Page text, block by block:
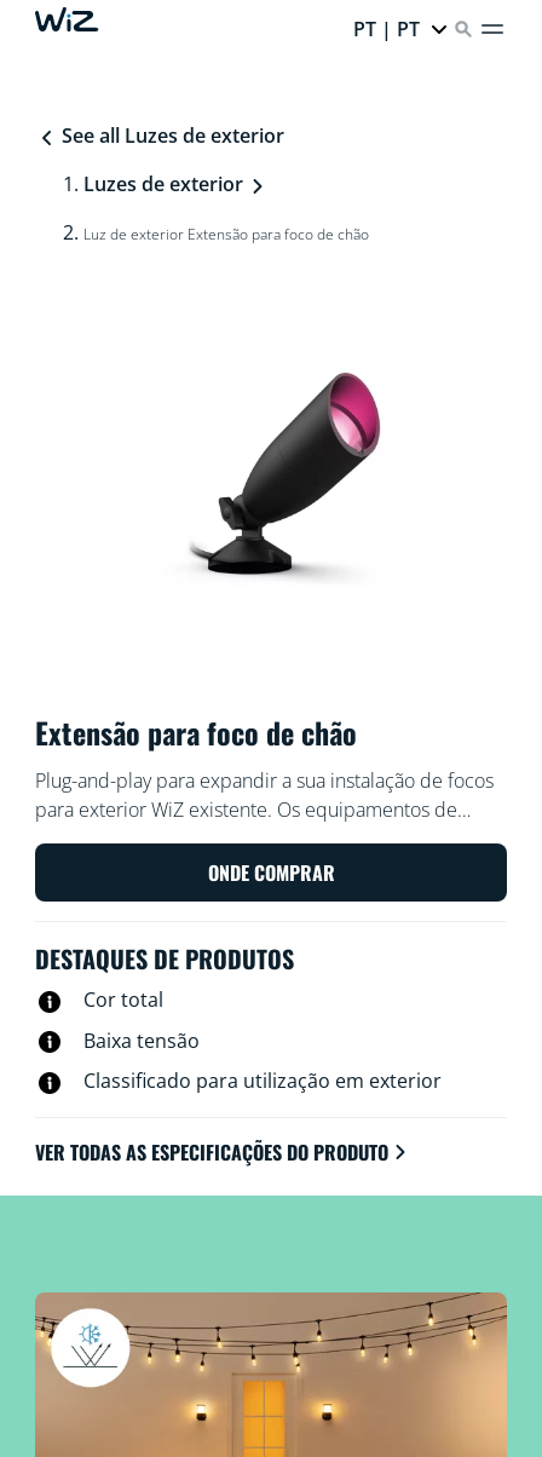
PT | PT
See all Luzes de exterior
Luzes de exterior
Luz de exterior Extensão para foco de chão
Extensão para foco de chão
Plug-and-play para expandir a sua instalação de focos
para exterior WiZ existente. Os equipamentos de
baixa tensão são fáceis e seguros de instalar. Organize
e reorganize como quiser, sem cablagem adicional.
Utilize a Wi-Fi existente para controlar as luzes através
ONDE COMPRAR
DESTAQUES DE PRODUTOS
Cor total
Baixa tensão
Classificado para utilização em exterior
VER TODAS AS ESPECIFICAÇÕES DO PRODUTO